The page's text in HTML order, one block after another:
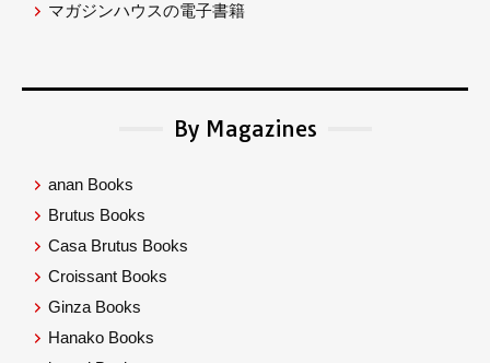
マガジンハウスの電子書籍
By Magazines
anan Books
Brutus Books
Casa Brutus Books
Croissant Books
Ginza Books
Hanako Books